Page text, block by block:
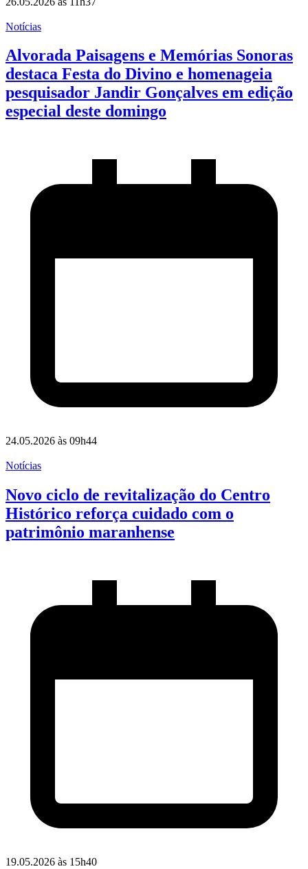
Notícias
Alvorada Paisagens e Memórias Sonoras
destaca Festa do Divino e homenageia
pesquisador Jandir Gonçalves em edição
especial deste domingo
24.05.2026 às 09h44
Notícias
Novo ciclo de revitalização do Centro
Histórico reforça cuidado com o
patrimônio maranhense
19.05.2026 às 15h40